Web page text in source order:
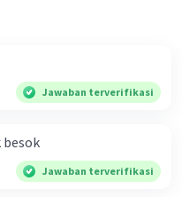
Jawaban terverifikasi
besok
Jawaban terverifikasi